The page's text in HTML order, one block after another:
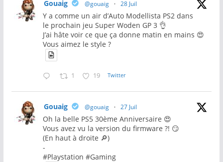
Gouaig @gouaig · 28 Juil
Y a comme un air d’Auto Modellista PS2 dans
le prochain jeu Super Woden GP 3 👌
J’ai hâte voir ce que ça donne matin en mains 😍
Vous aimez le style ?
1 19 Twitter
Gouaig @gouaig · 27 Juil
Oh la belle PS5 30ème Anniversaire 😍
Vous avez vu la version du firmware ?! 😏
(En haut à droite 🔎)
-
#Playstation #Gaming